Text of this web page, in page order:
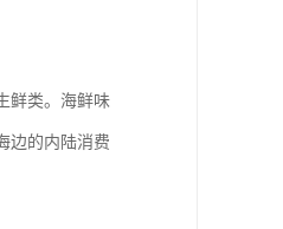
鲜类。海鲜味
边的内陆消费